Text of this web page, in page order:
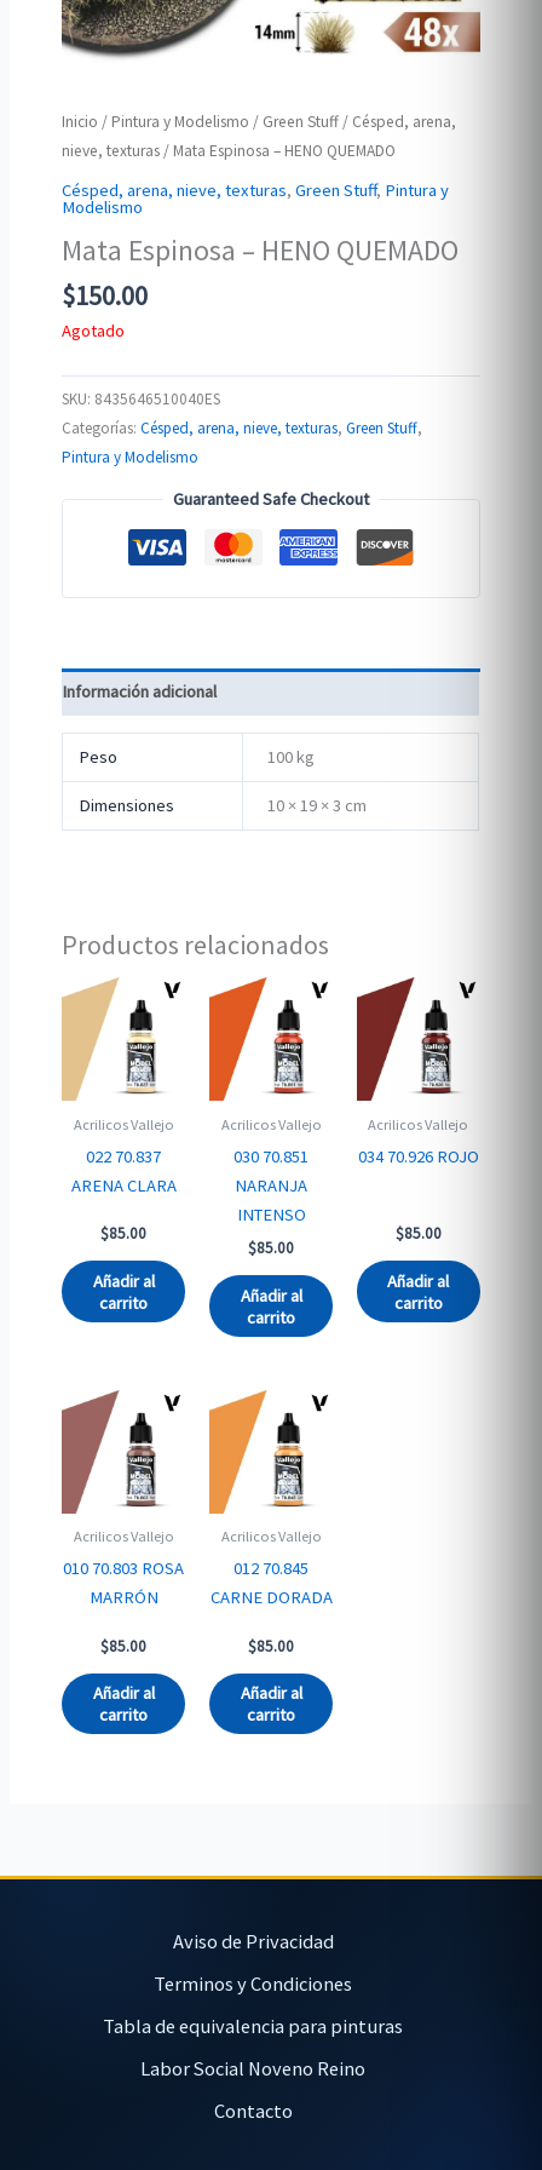
Inicio / Pintura y Modelismo / Green Stuff / Césped, arena,
nieve, texturas / Mata Espinosa – HENO QUEMADO
Césped, arena, nieve, texturas,Green Stuff, Pintura y
Modelismo
Mata Espinosa – HENO QUEMADO
$150.00
Agotado
SKU: 8435646510040ES
Categorías:Césped, arena, nieve, texturas,Green Stuff,
Pintura y Modelismo
Guaranteed Safe Checkout
Información adicional
Peso 100 kg
Dimensiones 10 × 19 × 3 cm
Productos relacionados
Acrilicos Vallejo
022 70.837
ARENA CLARA
$85.00
Añadir al
carrito
Acrilicos Vallejo
030 70.851
NARANJA
INTENSO
$85.00
Añadir al
carrito
Acrilicos Vallejo
034 70.926 ROJO
$85.00
Añadir al
carrito
Acrilicos Vallejo
010 70.803 ROSA
MARRÓN
$85.00
Añadir al
carrito
Acrilicos Vallejo
012 70.845
CARNE DORADA
$85.00
Añadir al
carrito
Aviso de Privacidad
Terminos y Condiciones
Tabla de equivalencia para pinturas
Labor Social Noveno Reino
Contacto